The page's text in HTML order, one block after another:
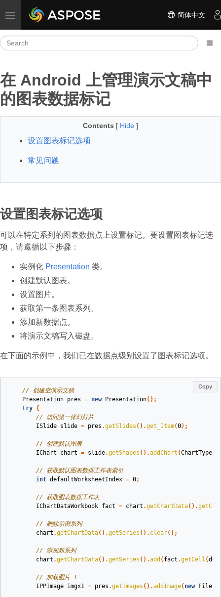
Toggle navigation 简体中文
在 Android 上管理演示文稿中
的图表数据标记
Contents [ Hide ]
设置图表标记选项
常见问题
设置图表标记选项
可以在特定系列的图表数据点上设置标记。要设置图表标记选
项，请遵循以下步骤：
实例化 Presentation 类。
创建默认图表。
设置图片。
获取第一条图表系列。
添加新数据点。
将演示文稿写入磁盘。
在下面的示例中，我们已在数据点级别设置了图表标记选项。
Copy
// 创建空演示文稿
Presentation pres = new Presentation();
try {
// 访问第一张幻灯片
ISlide slide = pres .getSlides ().get_Item(0);
// 创建默认图表
IChart
chart = slide.getShapes ().addChart (ChartType
// 获取默认图表数据工作表索引
int defaultWorksheetIndex = 0;
// 获取图表数据工作表
IChartDataWorkbook fact = chart .getChartData().
// 删除示例系列
chart .getChartData().getSeries (). clear();
// 添加新系列
chart .getChartData().getSeries ().add ( fact .getCell (
// 加载图片 1
IPPImage imgx1 = pres .getImages ().addImage( new